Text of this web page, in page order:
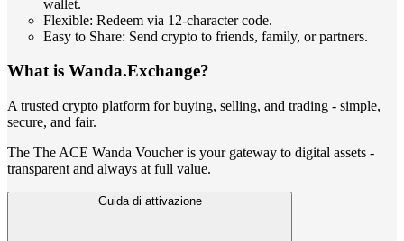
wallet.
Flexible: Redeem via 12-character code.
Easy to Share: Send crypto to friends, family, or partners.
What is Wanda.Exchange?
A trusted crypto platform for buying, selling, and trading - simple,
secure, and fair.
The The ACE Wanda Voucher is your gateway to digital assets -
transparent and always at full value.
Guida di attivazione